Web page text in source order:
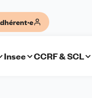
Insee CCRF & SCL